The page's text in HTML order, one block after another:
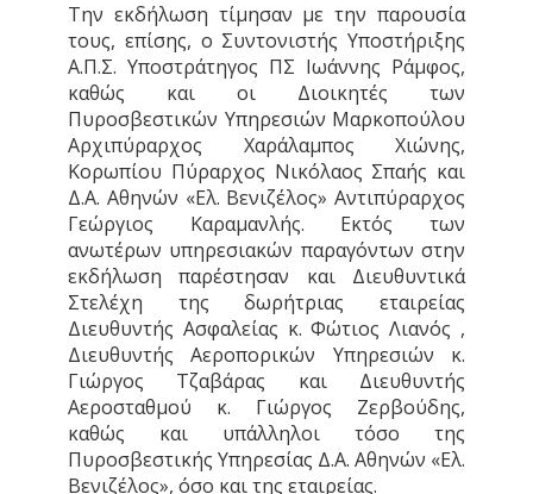
Την εκδήλωση τίμησαν με την παρουσία
τους, επίσης, ο Συντονιστής Υποστήριξης
Α.Π.Σ. Υποστράτηγος ΠΣ Ιωάννης Ράμφος,
καθώς και οι Διοικητές των
Πυροσβεστικών Υπηρεσιών Μαρκοπούλου
Αρχιπύραρχος Χαράλαμπος Χιώνης,
Κορωπίου Πύραρχος Νικόλαος Σπαής και
Δ.Α. Αθηνών «Ελ. Βενιζέλος» Αντιπύραρχος
Γεώργιος Καραμανλής. Εκτός των
ανωτέρων υπηρεσιακών παραγόντων στην
εκδήλωση παρέστησαν και Διευθυντικά
Στελέχη της δωρήτριας εταιρείας
Διευθυντής Ασφαλείας κ. Φώτιος Λιανός ,
Διευθυντής Αεροπορικών Υπηρεσιών κ.
Γιώργος Τζαβάρας και Διευθυντής
Αεροσταθμού κ. Γιώργος Ζερβούδης,
καθώς και υπάλληλοι τόσο της
Πυροσβεστικής Υπηρεσίας Δ.Α. Αθηνών «Ελ.
Βενιζέλος», όσο και της εταιρείας.